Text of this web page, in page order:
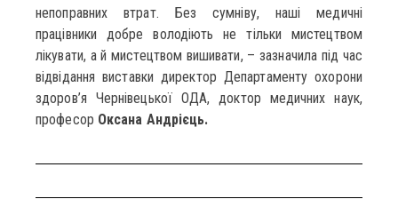
непоправних втрат. Без сумніву, наші медичні
працівники добре володіють не тільки мистецтвом
лікувати, а й мистецтвом вишивати, – зазначила під час
відвідання виставки директор Департаменту охорони
здоров’я Чернівецької ОДА, доктор медичних наук,
професор Оксана Андрієць.